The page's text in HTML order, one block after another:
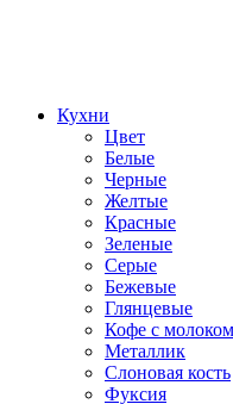
Кухни
Цвет
Белые
Черные
Желтые
Красные
Зеленые
Серые
Бежевые
Глянцевые
Кофе с молоком
Металлик
Слоновая кость
Фуксия